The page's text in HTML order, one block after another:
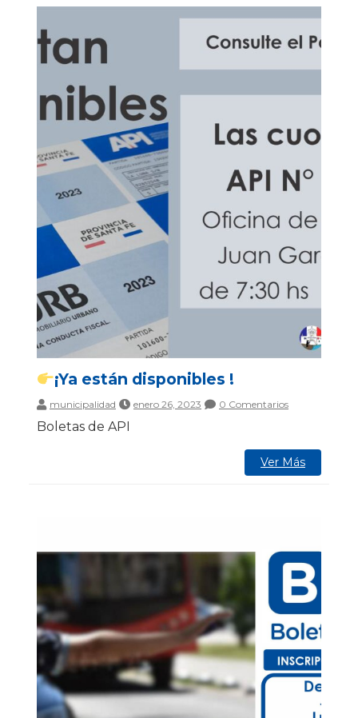
¡Ya están disponibles !
municipalidad enero 26, 2023 0 Comentarios
Boletas de API
Ver Más